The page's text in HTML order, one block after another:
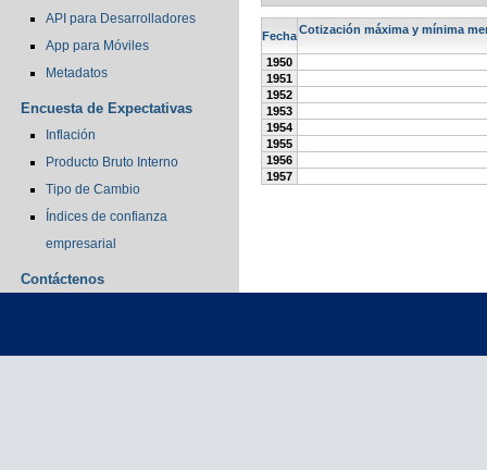
API para Desarrolladores
App para Móviles
Metadatos
Encuesta de Expectativas
Inflación
Producto Bruto Interno
Tipo de Cambio
Índices de confianza
empresarial
Contáctenos
FechaCotización máxima y mínima
1950
1951
1952
1953
1954
1955
1956
1957